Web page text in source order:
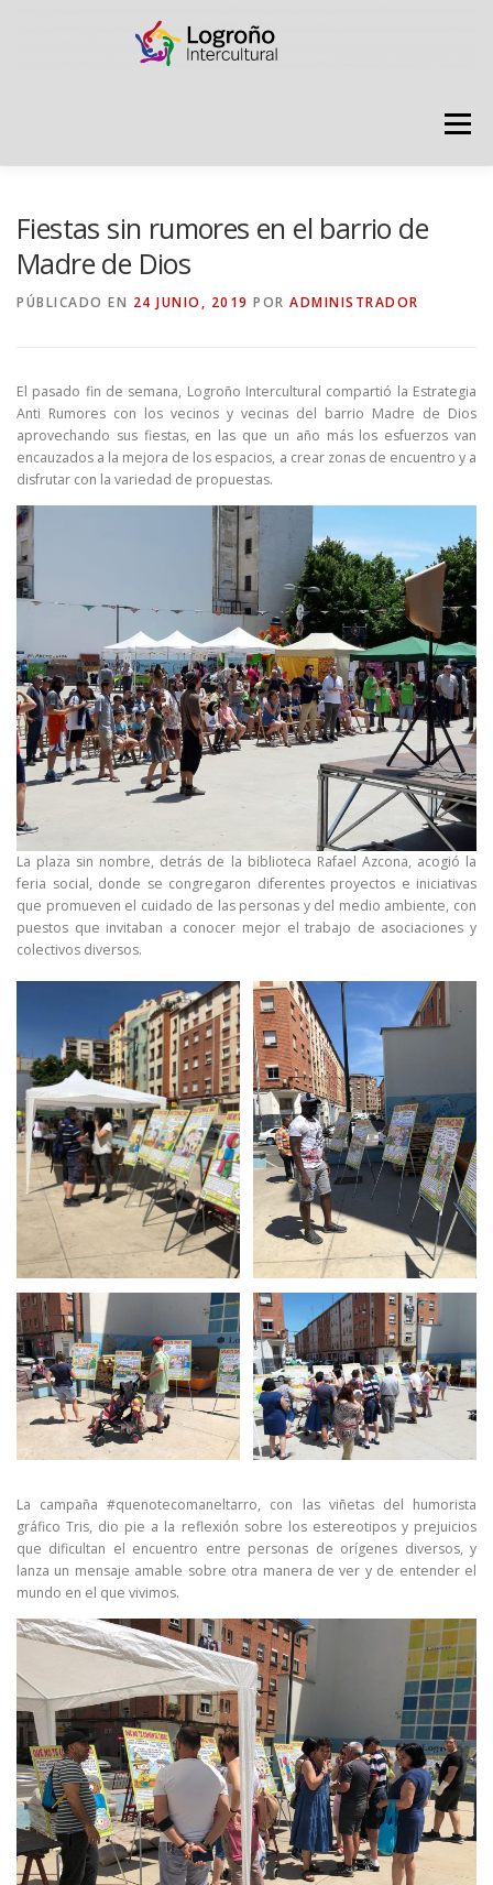
Menú
RECURSOS PUNTO DE ACOGIDA
Fiestas sin rumores en el barrio de
Madre de Dios
PÚBLICADO EN 24 JUNIO, 2019 POR ADMINISTRADOR
El pasado fin de semana, Logroño Intercultural compartió la Estrategia
Anti Rumores con los vecinos y vecinas del barrio Madre de Dios
aprovechando sus fiestas, en las que un año más los esfuerzos van
encauzados a la mejora de los espacios, a crear zonas de encuentro y a
disfrutar con la variedad de propuestas.
La plaza sin nombre, detrás de la biblioteca Rafael Azcona, acogió la
feria social, donde se congregaron diferentes proyectos e iniciativas
que promueven el cuidado de las personas y del medio ambiente, con
puestos que invitaban a conocer mejor el trabajo de asociaciones y
colectivos diversos.
La campaña #quenotecomaneltarro, con las viñetas del humorista
gráfico Tris, dio pie a la reflexión sobre los estereotipos y prejuicios
que dificultan el encuentro entre personas de orígenes diversos, y
lanza un mensaje amable sobre otra manera de ver y de entender el
mundo en el que vivimos.